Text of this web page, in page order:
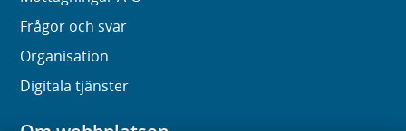
Frågor och svar
Organisation
Digitala tjänster